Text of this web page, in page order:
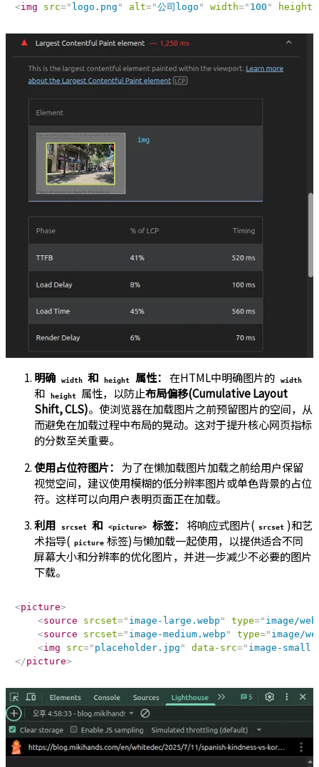
<img src=" logo.png " alt="公司logo " width=" 100 " height=
明确 width 和 height 属性： 在HTML中明确图片的 width
和 height 属性，以防止布局偏移(Cumulative Layout
Shift, CLS)。使浏览器在加载图片之前预留图片的空间，从
而避免在加载过程中布局的晃动。这对于提升核心网页指标
的分数至关重要。
使用占位符图片： 为了在懒加载图片加载之前给用户保留
视觉空间，建议使用模糊的低分辨率图片或单色背景的占位
符。这样可以向用户表明页面正在加载。
利用
srcset 和 <picture> 标签： 将响应式图片( srcset )和艺
术指导( picture 标签)与懒加载一起使用，以提供适合不同
屏幕大小和分辨率的优化图片，并进一步减少不必要的图片
下载。
<picture>
<source srcset=" image-large.webp " type=" image/
<source srcset=" image-medium.webp " type=" image/
<img src=" placeholder.jpg " data-src=" image-
</picture>